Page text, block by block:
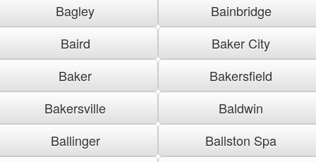
Bagley
Bainbridge
Baird
Baker City
Baker
Bakersfield
Bakersville
Baldwin
Ballinger
Ballston Spa